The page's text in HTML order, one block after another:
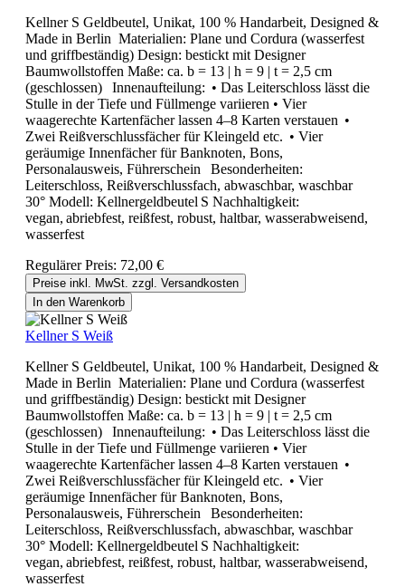
Kellner S Geldbeutel, Unikat, 100 % Handarbeit, Designed &
Made in Berlin Materialien: Plane und Cordura (wasserfest
und griffbeständig) Design: bestickt mit Designer
Baumwollstoffen Maße: ca. b = 13 | h = 9 | t = 2,5 cm
(geschlossen) Innenaufteilung: • Das Leiterschloss lässt die
Stulle in der Tiefe und Füllmenge variieren • Vier
waagerechte Kartenfächer lassen 4–8 Karten verstauen •
Zwei Reißverschlussfächer für Kleingeld etc. • Vier
geräumige Innenfächer für Banknoten, Bons,
Personalausweis, Führerschein Besonderheiten:
Leiterschloss, Reißverschlussfach, abwaschbar, waschbar
30° Modell: Kellnergeldbeutel S Nachhaltigkeit:
vegan, abriebfest, reißfest, robust, haltbar, wasserabweisend,
wasserfest
Regulärer Preis: 72,00 €
Preise inkl. MwSt. zzgl. Versandkosten
In den Warenkorb
Kellner S Weiß
Kellner S Geldbeutel, Unikat, 100 % Handarbeit, Designed &
Made in Berlin Materialien: Plane und Cordura (wasserfest
und griffbeständig) Design: bestickt mit Designer
Baumwollstoffen Maße: ca. b = 13 | h = 9 | t = 2,5 cm
(geschlossen) Innenaufteilung: • Das Leiterschloss lässt die
Stulle in der Tiefe und Füllmenge variieren • Vier
waagerechte Kartenfächer lassen 4–8 Karten verstauen •
Zwei Reißverschlussfächer für Kleingeld etc. • Vier
geräumige Innenfächer für Banknoten, Bons,
Personalausweis, Führerschein Besonderheiten:
Leiterschloss, Reißverschlussfach, abwaschbar, waschbar
30° Modell: Kellnergeldbeutel S Nachhaltigkeit:
vegan, abriebfest, reißfest, robust, haltbar, wasserabweisend,
wasserfest